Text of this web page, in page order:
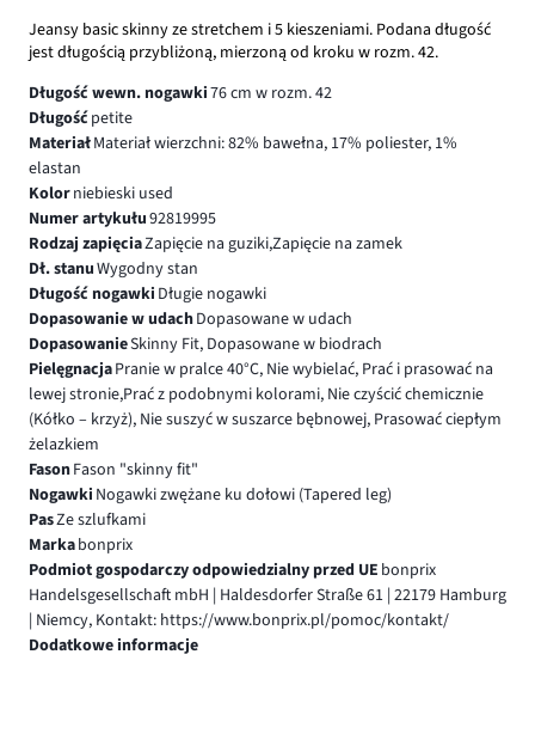
Jeansy basic skinny ze stretchem i 5 kieszeniami. Podana długość
jest długością przybliżoną, mierzoną od kroku w rozm. 42.
Długość wewn. nogawki76 cm w rozm. 42
Długośćpetite
MateriałMateriał wierzchni: 82% bawełna, 17% poliester, 1%
elastan
Kolorniebieski used
Numer artykułu92819995
Rodzaj zapięciaZapięcie na guziki,Zapięcie na zamek
Dł. stanuWygodny stan
Długość nogawki Długie nogawki
Dopasowanie w udachDopasowane w udach
DopasowanieSkinny Fit, Dopasowane w biodrach
PielęgnacjaPranie w pralce 40°C, Nie wybielać, Prać i prasować na
lewej stronie,Prać z podobnymi kolorami, Nie czyścić chemicznie
(Kółko – krzyż), Nie suszyć w suszarce bębnowej, Prasować ciepłym
żelazkiem
FasonFason "skinny fit"
Nogawki Nogawki zwężane ku dołowi (Tapered leg)
PasZe szlufkami
Markabonprix
Podmiot gospodarczy odpowiedzialny przed UE bonprix
Handelsgesellschaft mbH | Haldesdorfer Straße 61 | 22179 Hamburg
| Niemcy, Kontakt: https://www.bonprix.pl/pomoc/kontakt/
Dodatkowe informacje